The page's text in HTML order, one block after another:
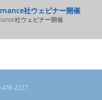
社ウェビナー開催
社ウェビナー開催
2277